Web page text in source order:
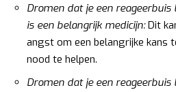
Dromen dat je een
is een belangrijk medicijn:Dit
angst om een belangrijke kans
nood te helpen.
Dromen dat je een